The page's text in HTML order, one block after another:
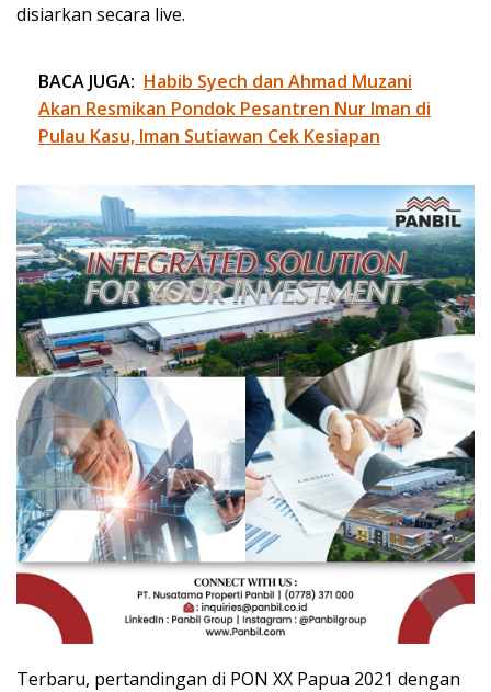
disiarkan secara live.
BACA JUGA: Habib Syech dan Ahmad Muzani
Akan Resmikan Pondok Pesantren Nur Iman di
Pulau Kasu, Iman Sutiawan Cek Kesiapan
Terbaru, pertandingan di PON XX Papua 2021 dengan